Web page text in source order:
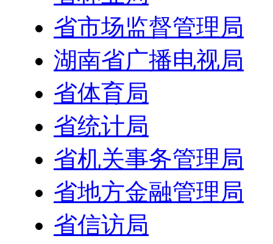
省市场监督管理局
湖南省广播电视局
省体育局
省统计局
省机关事务管理局
省地方金融管理局
省信访局